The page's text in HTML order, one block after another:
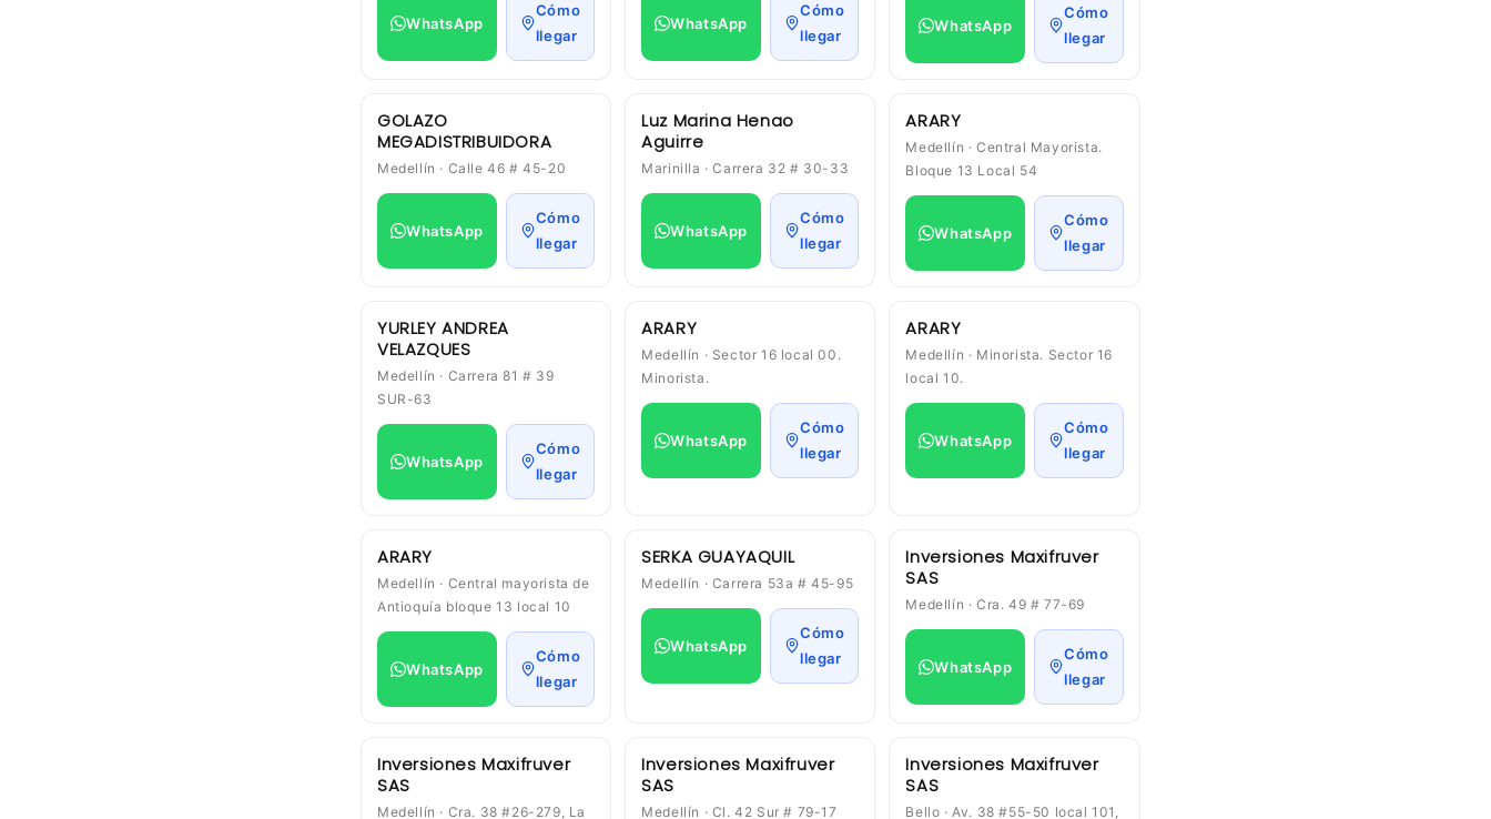
WhatsApp
Cómo
llegar
WhatsApp
Cómo
llegar
WhatsApp
Cómo
llegar
GOLAZO
MEGADISTRIBUIDORA
Medellín · Calle 46 # 45-20
WhatsApp
Cómo
llegar
Luz Marina Henao
Aguirre
Marinilla · Carrera 32 # 30-33
WhatsApp
Cómo
llegar
ARARY
Medellín · Central Mayorista.
Bloque 13 Local 54
WhatsApp
Cómo
llegar
YURLEY ANDREA
VELAZQUES
Medellín · Carrera 81 # 39
SUR-63
WhatsApp
Cómo
llegar
ARARY
Medellín · Sector 16 local 00.
Minorista.
WhatsApp
Cómo
llegar
ARARY
Medellín · Minorista. Sector 16
local 10.
WhatsApp
Cómo
llegar
ARARY
Medellín · Central mayorista de
Antioquía bloque 13 local 10
WhatsApp
Cómo
llegar
SERKA GUAYAQUIL
Medellín · Carrera 53a # 45-95
WhatsApp
Cómo
llegar
Inversiones Maxifruver
SAS
Medellín · Cra. 49 # 77-69
WhatsApp
Cómo
llegar
Inversiones Maxifruver
SAS
Medellín · Cra. 38 #26-279, La
Inversiones Maxifruver
SAS
Medellín · Cl. 42 Sur # 79-17
Inversiones Maxifruver
SAS
Bello · Av. 38 #55-50 local 101,